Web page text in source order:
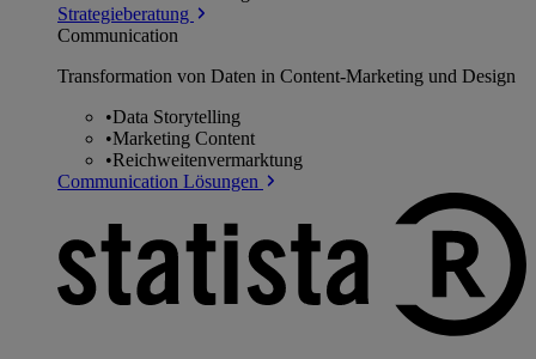
Strategieberatung
Communication
Transformation von Daten in Content-Marketing und Design
•Data Storytelling
•Marketing Content
•Reichweitenvermarktung
Communication Lösungen